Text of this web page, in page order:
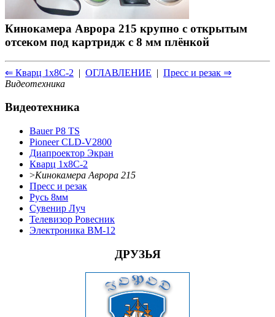
Кинокамера Аврора 215 крупно с открытым
отсеком под картридж с 8 мм плёнкой
⇐ Кварц 1x8С-2 | ОГЛАВЛЕНИЕ | Пресс и резак ⇒
Видеотехника
Видеотехника
Bauer P8 TS
Pioneer CLD-V2800
Диапроектор Экран
Кварц 1x8С-2
>Кинокамера Аврора 215
Пресс и резак
Русь 8мм
Сувенир Луч
Телевизор Ровесник
Электроника ВМ-12
ДРУЗЬЯ